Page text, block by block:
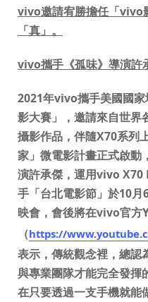
vivo邀請宥勝擔任「vivo
「真」。
vivo攜手《孤味》導演許
2021年vivo攜手美國國
影大賽」，邀請來自世界
攝影作品，伴隨X70系列
家」微電影計畫正式啟動
演許承傑，運用vivo X70
手「台北電影節」於10月
映會，會後將在vivo官方
（https://
表示，傳統觀念裡，總認
與專業團隊才能完全發揮
在只要透過一支手機就能